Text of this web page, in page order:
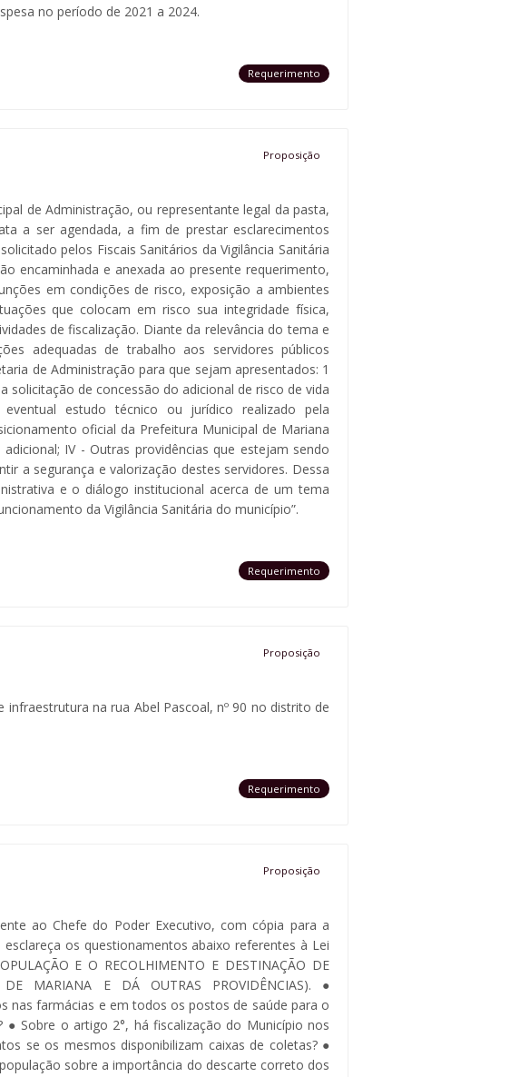
no período de 2021 a 2024.
Requerimento
Proposição
de Administração, ou representante legal da pasta,
a ser agendada, a fim de prestar esclarecimentos
pelos Fiscais Sanitários da Vigilância Sanitária
encaminhada e anexada ao presente requerimento,
em condições de risco, exposição a ambientes
que colocam em risco sua integridade física,
de fiscalização. Diante da relevância do tema e
adequadas de trabalho aos servidores públicos
de Administração para que sejam apresentados: 1
solicitação de concessão do adicional de risco de vida
estudo técnico ou jurídico realizado pela
oficial da Prefeitura Municipal de Mariana
IV - Outras providências que estejam sendo
a segurança e valorização destes servidores. Dessa
e o diálogo institucional acerca de um tema
da Vigilância Sanitária do município”.
Requerimento
Proposição
na rua Abel Pascoal, nº 90 no distrito de
Requerimento
Proposição
ao Chefe do Poder Executivo, com cópia para a
os questionamentos abaixo referentes à Lei
E O RECOLHIMENTO E DESTINAÇÃO DE
MARIANA E DÁ OUTRAS PROVIDÊNCIAS). ●
nas farmácias e em todos os postos de saúde para o
● Sobre o artigo 2°, há fiscalização do Município nos
se os mesmos disponibilizam caixas de coletas? ●
sobre a importância do descarte correto dos